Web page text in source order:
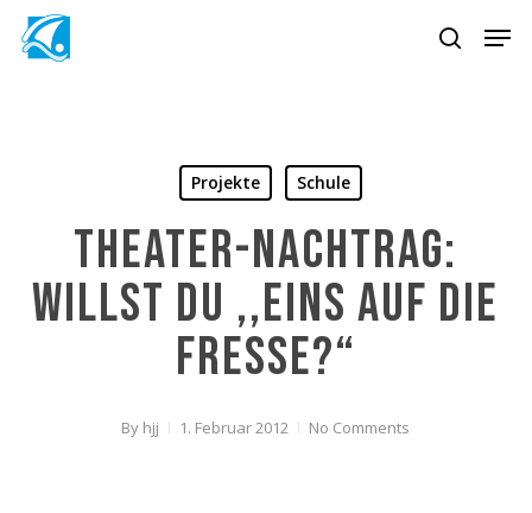
Skip
search
Projekte Schule
Theater-Nachtrag:
Willst du ,,Eins auf die
Fresse?“
By hjj 1. Februar 2012 No Comments